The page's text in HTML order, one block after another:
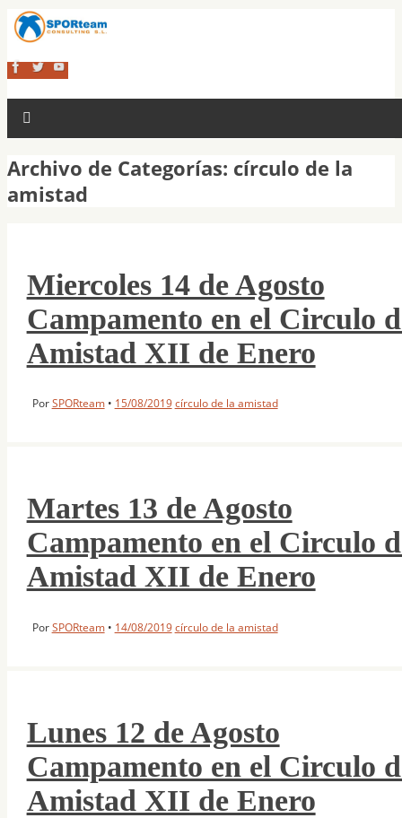
Archivo de Categorías: círculo de la
amistad
Miercoles 14 de Agosto
Campamento en el Circulo
Amistad XII de Enero
PorSPORteam • 15/08/2019 círculo de la amistad
Martes 13 de Agosto
Campamento en el Circulo
Amistad XII de Enero
PorSPORteam • 14/08/2019 círculo de la amistad
Lunes 12 de Agosto
Campamento en el Circulo
Amistad XII de Enero